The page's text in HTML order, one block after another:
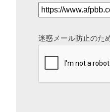
迷惑メール防止のた